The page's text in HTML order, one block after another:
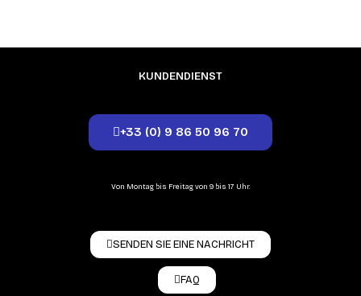
KUNDENDIENST
+33 (0) 9 86 50 96 70
Von Montag bis Freitag von 9 bis 17 Uhr.
SENDEN SIE EINE NACHRICHT
FAQ